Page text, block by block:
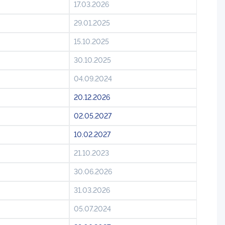
17.03.2026
29.01.2025
15.10.2025
30.10.2025
04.09.2024
20.12.2026
02.05.2027
10.02.2027
21.10.2023
30.06.2026
31.03.2026
05.07.2024